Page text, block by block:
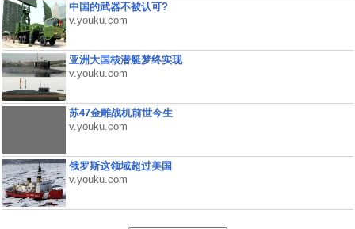
中国的武器不被认可?
v.youku.com
亚洲大国核潜艇梦终实现
v.youku.com
苏47金雕战机前世今生
v.youku.com
俄罗斯这领域超过美国
v.youku.com